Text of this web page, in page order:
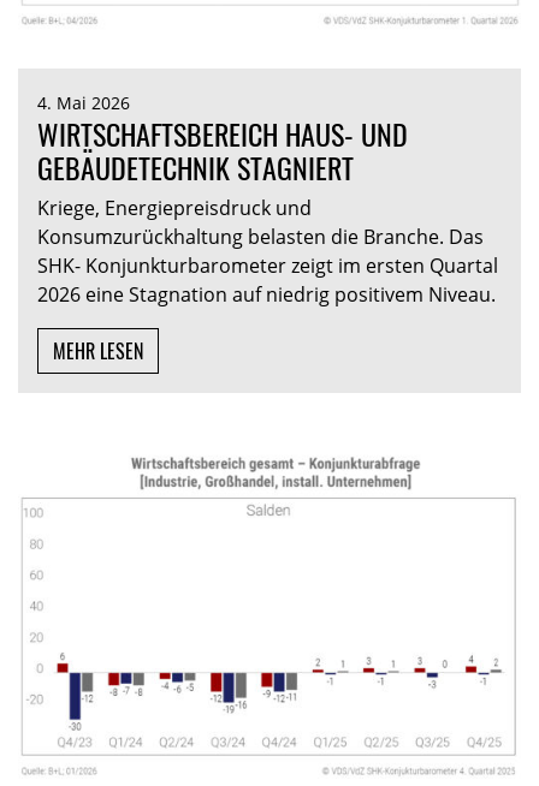
4. Mai 2026
WIRTSCHAFTSBEREICH HAUS- UND
GEBÄUDETECHNIK STAGNIERT
Kriege, Energiepreisdruck und
Konsumzurückhaltung belasten die Branche. Das
SHK- Konjunkturbarometer zeigt im ersten Quartal
2026 eine Stagnation auf niedrig positivem Niveau.
MEHR LESEN